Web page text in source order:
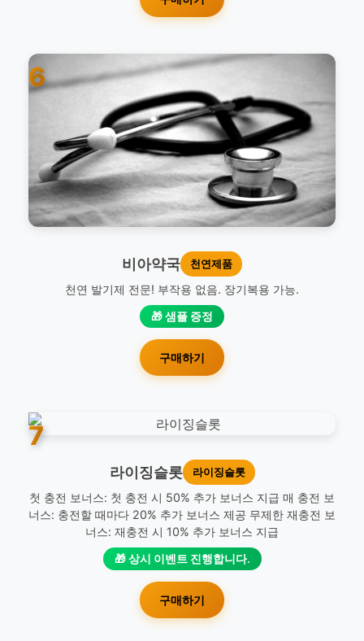
6
비아약국 천연제품
천연 발기제 전문! 부작용 없음. 장기복용 가능.
🎁 샘플 증정
구매하기
7
라이징슬롯 라이징슬롯
첫 충전 보너스: 첫 충전 시 50% 추가 보너스 지급 매 충전 보
너스: 충전할 때마다 20% 추가 보너스 제공 무제한 재충전 보
너스: 재충전 시 10% 추가 보너스 지급
🎁 상시 이벤트 진행합니다.
구매하기